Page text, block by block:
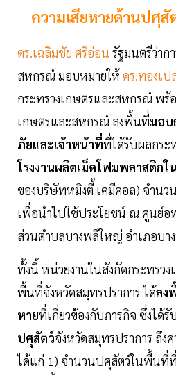
ความเสียหายด้านปศุสั
ดร.เฉลิมชัย ศรีอ่อน รัฐมนตรีว่าก
สหกรณ์ มอบหมายให้ดร.ทองเป
กระทรวงเกษตรและสหกรณ์ พร้
เกษตรและสหกรณ์ ลงพื้นที่มอบ
ภัยและเจ้าหน้าที่ที่ได้รับผลกระ
โรงงานผลิตเม็ดโฟมพลาสติกใ
ของบริษัทหมิงตี้ เคมีคอล) จำนวน
เพื่อนำไปใช้ประโยชน์ ณ ศูนย์อ
ส่วนตำบลบางพลีใหญ่ อำเภอบา
ทั้งนี้ หน่วยงานในสังกัดกระทรว
พื้นที่จังหวัดสมุทรปราการ ได้ลง
หายที่เกี่ยวข้องกับภารกิจ ซึ่งได้
ปศุสัตว์จังหวัดสมุทรปราการ ถึง
ได้แก่ 1) จำนวนปศุสัตว์ในพื้นที่